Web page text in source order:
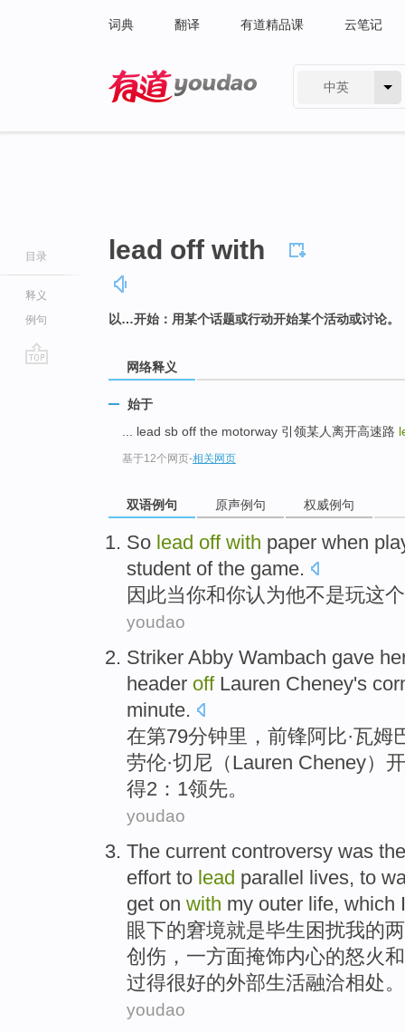
词典 翻译 有道精品课 云笔记
中英
目录
释义
例句
lead off with
以…开始：用某个话题或行动开始某个活动或讨论。
网络释义
始于
... lead sb off the motorway 引领某人离开高速路
基于12个网页-相关网页
双语例句 原声例句 权威例句
So lead off with paper when
student of the game.
因此当你和你认为他不是玩这个
youdao
Striker Abby Wambach gave
header offLauren Cheney's
minute.
在第79分钟里， 前锋阿比·瓦
劳伦·切尼（Lauren Cheney）
得2：1领先。
youdao
The current controversy was
effort to lead parallel lives, to
get on with my outer life, which
眼下的窘境就是毕生 困扰我的
创伤，一方面掩饰内心的怒火和
过得很好的外部生活融洽相处。
youdao